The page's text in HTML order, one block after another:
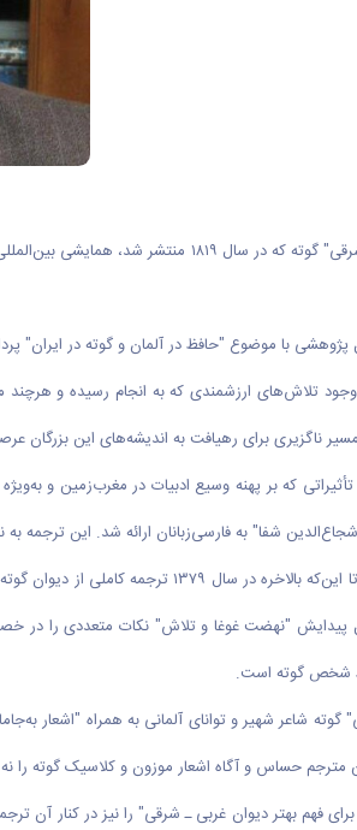
به گزارش روابط عمومی دانشگاه اراک، به مناسبت
پژوهشی با موضوع "حافظ در آلمان و گوته در ایران"
تلاش‌های ارزشمندی که به انجام رسیده و
مسیر ناگزیری برای رهیافت به اندیشه‌های این
تأثیراتی که بر پهنه وسیع ادبیات در مغرب‌زمین
رجایی افزود: سال‌های متمادی خوانندگان فارسی فقط
پیدایش "نهضت غوغا و تلاش" نکات متعددی را در
شخص گوته است.
آلمانی ادامه داد: بالاخره در سال ۱۳۸۳ "دیوان غربی ـ شرقی" گوته شاعر
مترجم حساس و آگاه اشعار موزون و کلاسیک گوته را